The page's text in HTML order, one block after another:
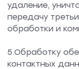
удаление,
передачу
обработки и
5.Обработку
контактных